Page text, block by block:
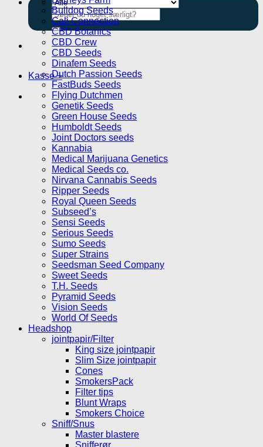
Søg
efter:
Kasse +
Bulldog Seeds
Cali Connection
CBD Botanics
CBD Crew
CBD Seeds
Dinafem Seeds
Dutch Passion Seeds
FastBuds Seeds
Flying Dutchmen
Genetik Seeds
Green House Seeds
Humboldt Seeds
Joint Doctors seeds
Kannabia
Medical Marijuana Genetics
Medical Seeds co.
Nirvana Cannabis Seeds
Ripper Seeds
Royal Queen Seeds
Subseed’s
Sensi Seeds
Serious Seeds
Sumo Seeds
Super Strains
Seedsman Seed Company
Sweet Seeds
T.H. Seeds
Pyramid Seeds
Vision Seeds
World Of Seeds
Headshop
jointpapir/Filter
King size jointpapir
Slim Size jointpapir
Cones
SmokersPack
Filter tips
Blunt Wraps
Smokers Choice
Sniff/Snus
Master blastere
Snifferør